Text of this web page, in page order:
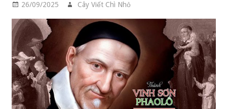
SAIGON
26/09/2025 Cây Viết Chì Nhỏ